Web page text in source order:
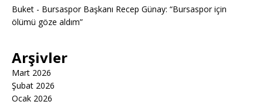
Buket - Bursaspor Başkanı Recep Günay: “Bursaspor için
ölümü göze aldım”
Arşivler
Mart 2026
Şubat 2026
Ocak 2026